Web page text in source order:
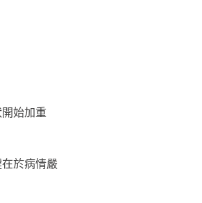
始加重
於病情嚴